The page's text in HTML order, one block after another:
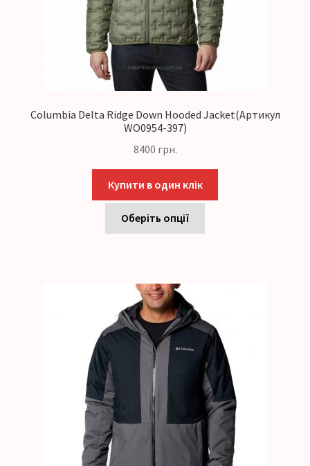
Columbia Delta Ridge Down Hooded Jacket(Артикул
WO0954-397)
8400 грн.
Купити в один клік
Оберіть опції